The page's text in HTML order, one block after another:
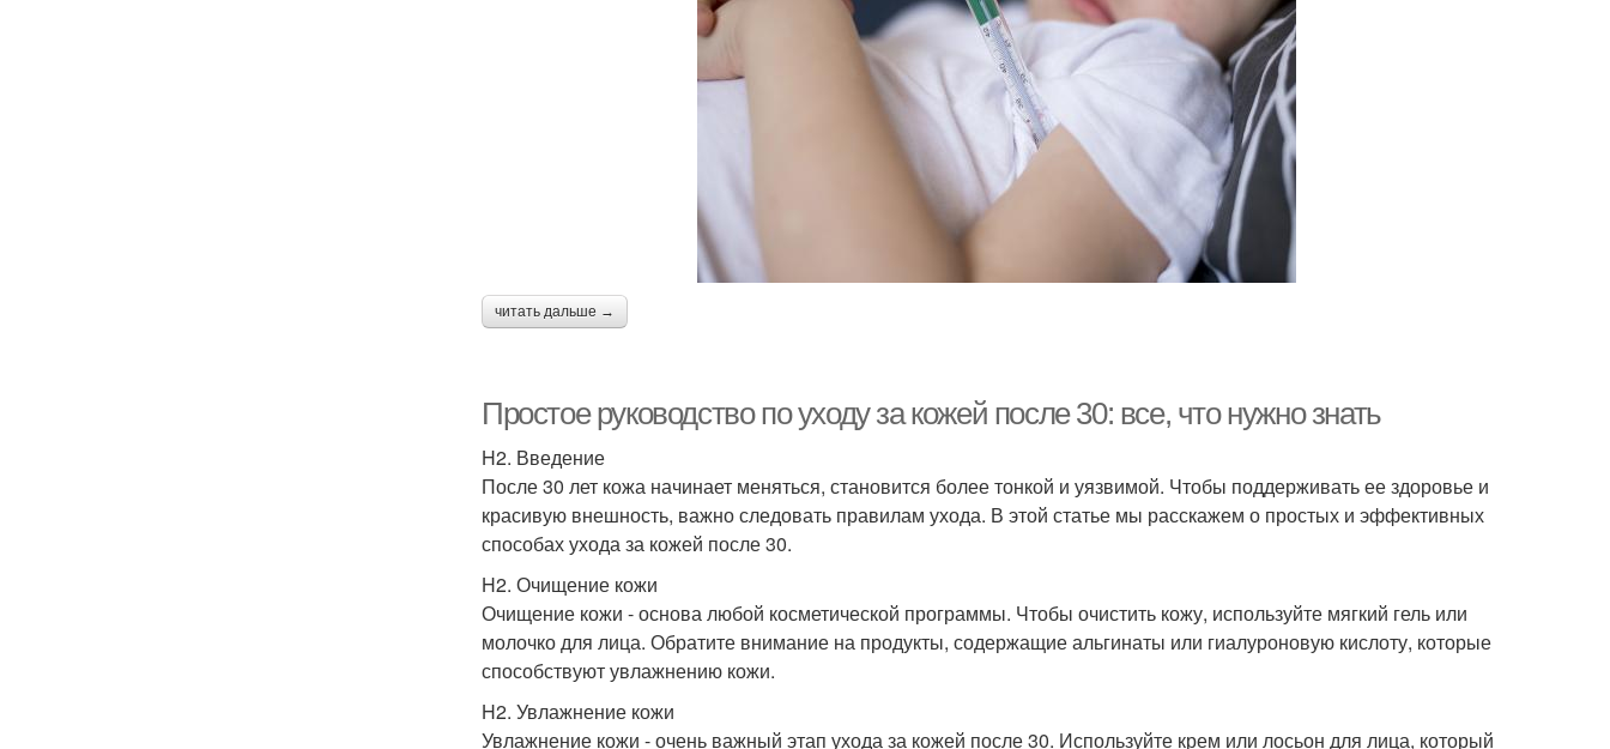
читать дальше →
Простое руководство по уходу за кожей после 30: все, что нужно знать
H2. Введение
После 30 лет кожа начинает меняться, становится более тонкой и уязвимой. Чтобы поддерживать ее здоровье и
красивую внешность, важно следовать правилам ухода. В этой статье мы расскажем о простых и эффективных
способах ухода за кожей после 30.
H2. Очищение кожи
Очищение кожи - основа любой косметической программы. Чтобы очистить кожу, используйте мягкий гель или
молочко для лица. Обратите внимание на продукты, содержащие альгинаты или гиалуроновую кислоту, которые
способствуют увлажнению кожи.
H2. Увлажнение кожи
Увлажнение кожи - очень важный этап ухода за кожей после 30. Используйте крем или лосьон для лица, который